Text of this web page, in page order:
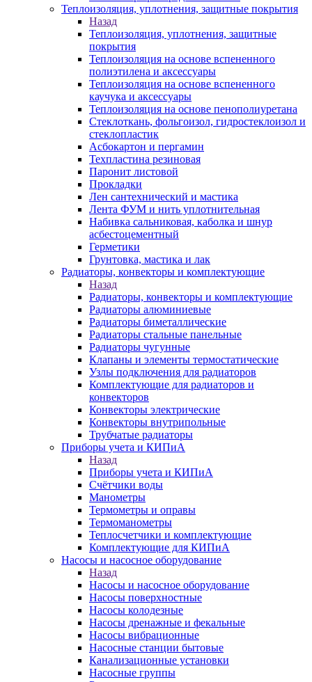
Теплоизоляция, уплотнения, защитные покрытия
Назад
Теплоизоляция, уплотнения, защитные
покрытия
Теплоизоляция на основе вспененного
полиэтилена и аксессуары
Теплоизоляция на основе вспененного
каучука и аксессуары
Теплоизоляция на основе пенополиуретана
Стеклоткань, фольгоизол, гидростеклоизол и
стеклопластик
Асбокартон и пергамин
Техпластина резиновая
Паронит листовой
Прокладки
Лен сантехнический и мастика
Лента ФУМ и нить уплотнительная
Набивка сальниковая, каболка и шнур
асбестоцементный
Герметики
Грунтовка, мастика и лак
Радиаторы, конвекторы и комплектующие
Назад
Радиаторы, конвекторы и комплектующие
Радиаторы алюминиевые
Радиаторы биметаллические
Радиаторы стальные панельные
Радиаторы чугунные
Клапаны и элементы термостатические
Узлы подключения для радиаторов
Комплектующие для радиаторов и
конвекторов
Конвекторы электрические
Конвекторы внутрипольные
Трубчатые радиаторы
Приборы учета и КИПиА
Назад
Приборы учета и КИПиА
Счётчики воды
Манометры
Термометры и оправы
Термоманометры
Теплосчетчики и комплектующие
Комплектующие для КИПиА
Насосы и насосное оборудование
Назад
Насосы и насосное оборудование
Насосы поверхностные
Насосы колодезные
Насосы дренажные и фекальные
Насосы вибрационные
Насосные станции бытовые
Канализационные установки
Насосные группы